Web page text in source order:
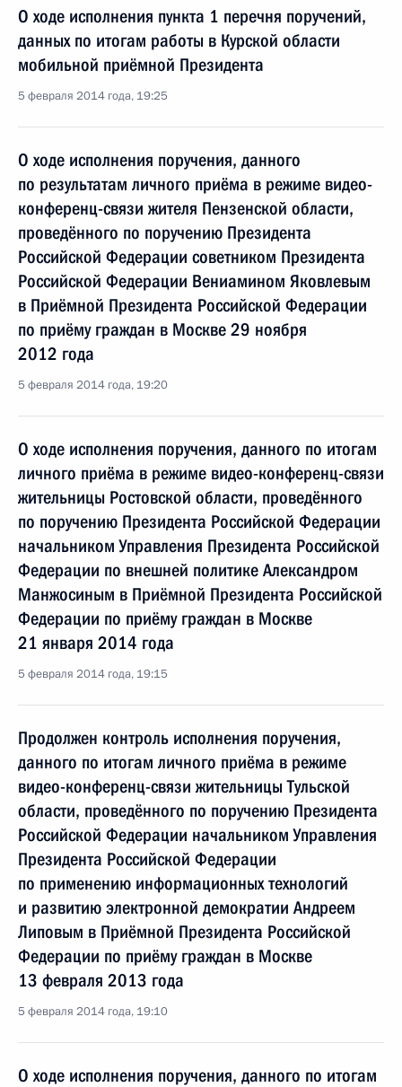
О ходе исполнения пункта 1 перечня поручений,
данных по итогам работы в Курской области
мобильной приёмной Президента
5 февраля 2014 года, 19:25
О ходе исполнения поручения, данного
по результатам личного приёма в режиме видео-
конференц-связи жителя Пензенской области,
проведённого по поручению Президента
Российской Федерации советником Президента
Российской Федерации Вениамином Яковлевым
в Приёмной Президента Российской Федерации
по приёму граждан в Москве 29 ноября
2012 года
5 февраля 2014 года, 19:20
О ходе исполнения поручения, данного по итогам
личного приёма в режиме видео-конференц-связи
жительницы Ростовской области, проведённого
по поручению Президента Российской Федерации
начальником Управления Президента Российской
Федерации по внешней политике Александром
Манжосиным в Приёмной Президента Российской
Федерации по приёму граждан в Москве
21 января 2014 года
5 февраля 2014 года, 19:15
Продолжен контроль исполнения поручения,
данного по итогам личного приёма в режиме
видео-конференц-связи жительницы Тульской
области, проведённого по поручению Президента
Российской Федерации начальником Управления
Президента Российской Федерации
по применению информационных технологий
и развитию электронной демократии Андреем
Липовым в Приёмной Президента Российской
Федерации по приёму граждан в Москве
13 февраля 2013 года
5 февраля 2014 года, 19:10
О ходе исполнения поручения, данного по итогам